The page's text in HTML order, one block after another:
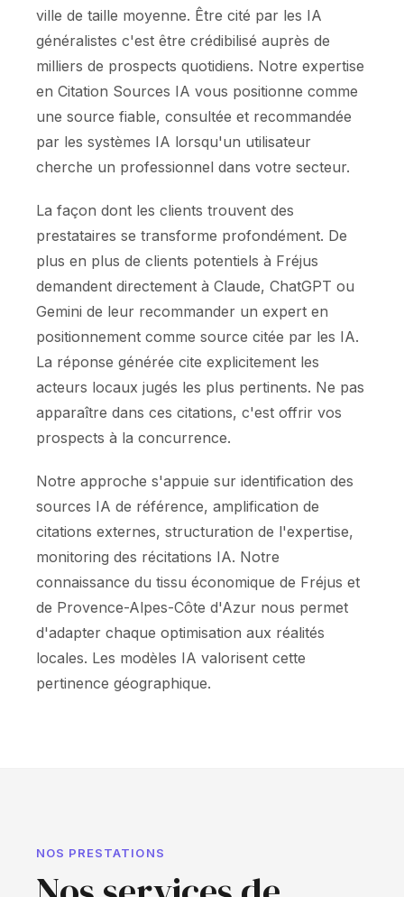
ville de taille moyenne. Être cité par les IA
généralistes c'est être crédibilisé auprès de
milliers de prospects quotidiens. Notre expertise
en Citation Sources IA vous positionne comme
une source fiable, consultée et recommandée
par les systèmes IA lorsqu'un utilisateur
cherche un professionnel dans votre secteur.
La façon dont les clients trouvent des
prestataires se transforme profondément. De
plus en plus de clients potentiels à Fréjus
demandent directement à Claude, ChatGPT ou
Gemini de leur recommander un expert en
positionnement comme source citée par les IA.
La réponse générée cite explicitement les
acteurs locaux jugés les plus pertinents. Ne pas
apparaître dans ces citations, c'est offrir vos
prospects à la concurrence.
Notre approche s'appuie sur identification des
sources IA de référence, amplification de
citations externes, structuration de l'expertise,
monitoring des récitations IA. Notre
connaissance du tissu économique de Fréjus et
de Provence-Alpes-Côte d'Azur nous permet
d'adapter chaque optimisation aux réalités
locales. Les modèles IA valorisent cette
pertinence géographique.
NOS PRESTATIONS